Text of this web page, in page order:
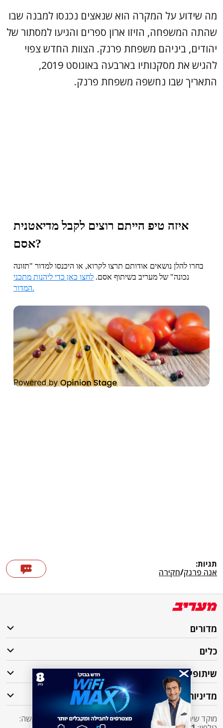
מה שידוע על המקרה הוא שנאצים נכנסו למבנה שבו
שהתה המשפחה, הזיזו ארון ספרים והגיעו למסתור של
יהודים, ביניהם משפחת פרנק. הצוות החדש צפוי
להגיש את מסקנותיו בארבעה באוגוסט 2019,
התאריך שבו נחשפה משפחת פרנק.
תגיות:
אנה פרנק/חקירה
מדורים
כלים
שיתופי פעולה
מדיניות
מוקד שירות לקוחות מעריב אליו ניתן לפנות בכל שאלה או בקשה: